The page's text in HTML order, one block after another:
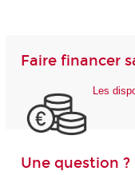
Faire financer
Les
Une question ?